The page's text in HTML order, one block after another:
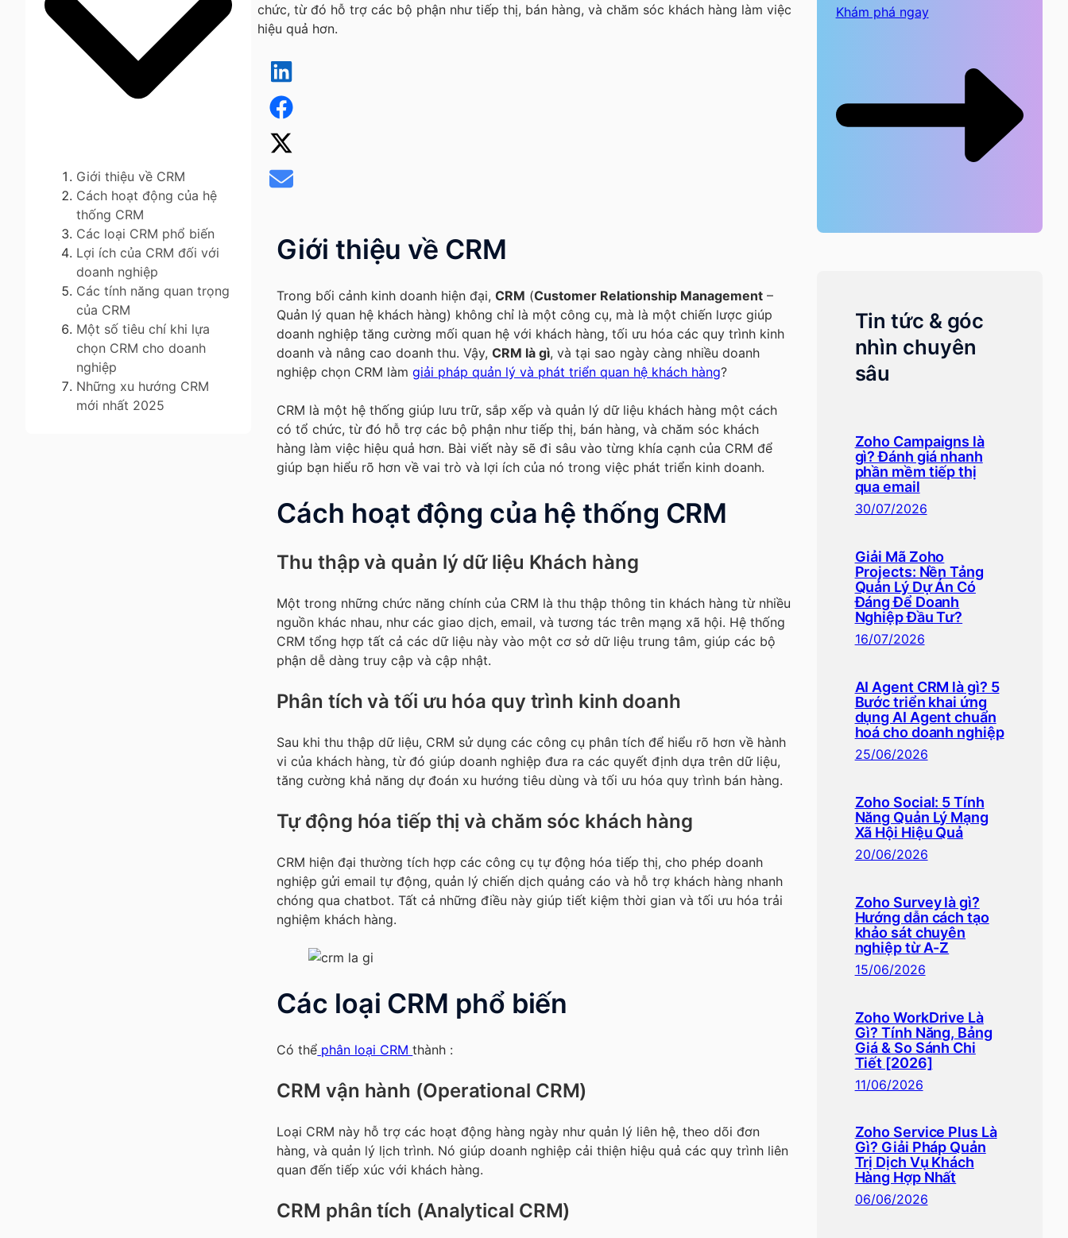
Giới thiệu về CRM
Cách hoạt động của hệ
thống CRM
Các loại CRM phổ biến
Lợi ích của CRM đối với
doanh nghiệp
Các tính năng quan trọng
của CRM
Một số tiêu chí khi lựa
chọn CRM cho doanh
nghiệp
Những xu hướng CRM
mới nhất 2025
chức, từ đó hỗ trợ các bộ phận như tiếp thị, bán hàng, và chăm sóc khách hàng làm việc
hiệu quả hơn.
Giới thiệu về CRM
Trong bối cảnh kinh doanh hiện đại,CRM (Customer Relationship Management –
Quản lý quan hệ khách hàng) không chỉ là một công cụ, mà là một chiến lược giúp
doanh nghiệp tăng cường mối quan hệ với khách hàng, tối ưu hóa các quy trình kinh
doanh và nâng cao doanh thu. Vậy,CRM là gì, và tại sao ngày càng nhiều doanh
nghiệp chọn CRM làmgiải pháp quản lý và phát triển quan hệ khách hàng?
CRM là một hệ thống giúp lưu trữ, sắp xếp và quản lý dữ liệu khách hàng một cách
có tổ chức, từ đó hỗ trợ các bộ phận như tiếp thị, bán hàng, và chăm sóc khách
hàng làm việc hiệu quả hơn. Bài viết này sẽ đi sâu vào từng khía cạnh của CRM để
giúp bạn hiểu rõ hơn về vai trò và lợi ích của nó trong việc phát triển kinh doanh.
Cách hoạt động của hệ thống CRM
Thu thập và quản lý dữ liệu Khách hàng
Một trong những chức năng chính của CRM là thu thập thông tin khách hàng từ nhiều
nguồn khác nhau, như các giao dịch, email, và tương tác trên mạng xã hội. Hệ thống
CRM tổng hợp tất cả các dữ liệu này vào một cơ sở dữ liệu trung tâm, giúp các bộ
phận dễ dàng truy cập và cập nhật.
Phân tích và tối ưu hóa quy trình kinh doanh
Sau khi thu thập dữ liệu, CRM sử dụng các công cụ phân tích để hiểu rõ hơn về hành
vi của khách hàng, từ đó giúp doanh nghiệp đưa ra các quyết định dựa trên dữ liệu,
tăng cường khả năng dự đoán xu hướng tiêu dùng và tối ưu hóa quy trình bán hàng.
Tự động hóa tiếp thị và chăm sóc khách hàng
CRM hiện đại thường tích hợp các công cụ tự động hóa tiếp thị, cho phép doanh
nghiệp gửi email tự động, quản lý chiến dịch quảng cáo và hỗ trợ khách hàng nhanh
chóng qua chatbot. Tất cả những điều này giúp tiết kiệm thời gian và tối ưu hóa trải
nghiệm khách hàng.
Các loại CRM phổ biến
Có thể phân loại CRMthành :
CRM vận hành (Operational CRM)
Loại CRM này hỗ trợ các hoạt động hàng ngày như quản lý liên hệ, theo dõi đơn
hàng, và quản lý lịch trình. Nó giúp doanh nghiệp cải thiện hiệu quả các quy trình liên
quan đến tiếp xúc với khách hàng.
CRM phân tích (Analytical CRM)
Khám phá ngay
Tin tức & góc
nhìn chuyên
sâu
Zoho Campaigns là
gì? Đánh giá nhanh
phần mềm tiếp thị
qua email
30/07/2026
Giải Mã Zoho
Projects: Nền Tảng
Quản Lý Dự Án Có
Đáng Để Doanh
Nghiệp Đầu Tư?
16/07/2026
AI Agent CRM là gì? 5
Bước triển khai ứng
dụng AI Agent chuẩn
hoá cho doanh nghiệp
25/06/2026
Zoho Social: 5 Tính
Năng Quản Lý Mạng
Xã Hội Hiệu Quả
20/06/2026
Zoho Survey là gì?
Hướng dẫn cách tạo
khảo sát chuyên
nghiệp từ A-Z
15/06/2026
Zoho WorkDrive Là
Gì? Tính Năng, Bảng
Giá & So Sánh Chi
Tiết [2026]
11/06/2026
Zoho Service Plus Là
Gì? Giải Pháp Quản
Trị Dịch Vụ Khách
Hàng Hợp Nhất
06/06/2026